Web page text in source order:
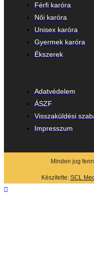
Férfi karóra
Női karóra
Unisex karóra
Gyermek karóra
Ékszerek
Adatvédelem
ÁSZF
Visszaküldési
Impresszum
Minden jog
Készítette: SCL